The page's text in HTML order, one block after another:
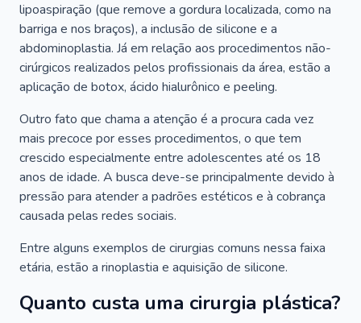
lipoaspiração (que remove a gordura localizada, como na
barriga e nos braços), a inclusão de silicone e a
abdominoplastia. Já em relação aos procedimentos não-
cirúrgicos realizados pelos profissionais da área, estão a
aplicação de botox, ácido hialurônico e peeling.
Outro fato que chama a atenção é a procura cada vez
mais precoce por esses procedimentos, o que tem
crescido especialmente entre adolescentes até os 18
anos de idade. A busca deve-se principalmente devido à
pressão para atender a padrões estéticos e à cobrança
causada pelas redes sociais.
Entre alguns exemplos de cirurgias comuns nessa faixa
etária, estão a rinoplastia e aquisição de silicone.
Quanto custa uma cirurgia plástica?